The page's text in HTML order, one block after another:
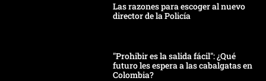
Las razones para escoger al nuevo
director de la Policía
"Prohibir es la salida fácil": ¿Qué
futuro les espera a las cabalgatas en
Colombia?